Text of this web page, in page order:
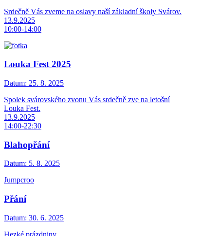
Srdečně Vás zveme na oslavy naší základní školy Svárov.
13.9.2025
10:00-14:00
Louka Fest 2025
Datum: 25. 8. 2025
Spolek svárovského zvonu Vás srdečně zve na letošní
Louka Fest.
13.9.2025
14:00-22:30
Blahopřání
Datum: 5. 8. 2025
Jumpcroo
Přání
Datum: 30. 6. 2025
Hezké prázdniny.